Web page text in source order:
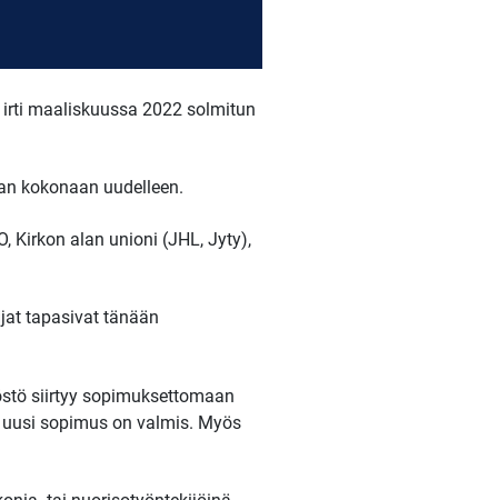
maaliskuussa 2022 solmitun
kokonaan uudelleen.
Kirkon alan unioni (JHL, Jyty),
tapasivat tänään
siirtyy sopimuksettomaan
sopimus on valmis. Myös